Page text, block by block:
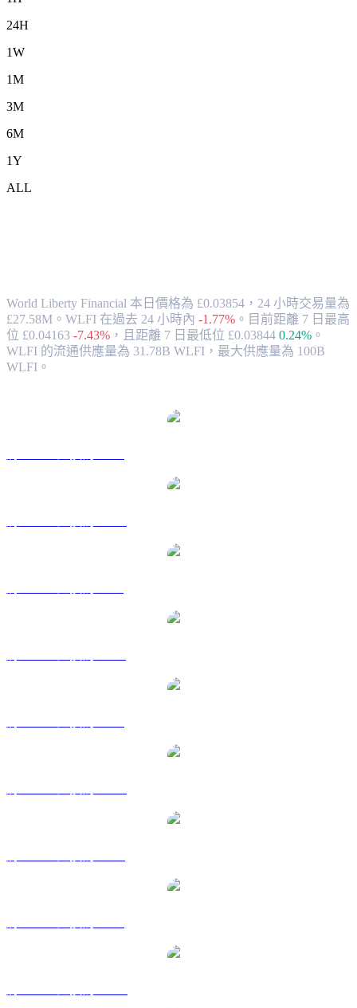
24H
1W
1M
3M
6M
1Y
ALL
World Liberty Financial 本日價格為 £0.03854，24 小時交易量為
£27.58M。WLFI 在過去 24 小時內 -1.77% 。 目前距離 7 日最高
位 £0.04163 -7.43% ， 且距離 7 日最低位 £0.03844 0.24% 。
WLFI 的流通供應量為 31.78B WLFI，最大供應量為 100B
WLFI。